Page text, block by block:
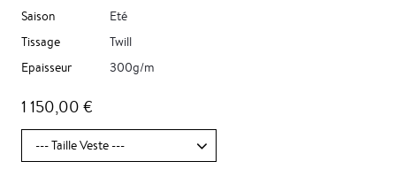
Saison
Eté
Tissage
Twill
Epaisseur
300g/m
1 150,00 €